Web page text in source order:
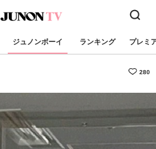
ジュノンボーイ ランキング プレミ
280